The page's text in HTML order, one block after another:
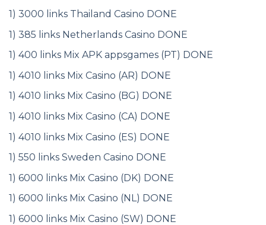
1) 3000 links Thailand Casino DONE
1) 385 links Netherlands Casino DONE
1) 400 links Mix APK appsgames (PT) DONE
1) 4010 links Mix Casino (AR) DONE
1) 4010 links Mix Casino (BG) DONE
1) 4010 links Mix Casino (CA) DONE
1) 4010 links Mix Casino (ES) DONE
1) 550 links Sweden Casino DONE
1) 6000 links Mix Casino (DK) DONE
1) 6000 links Mix Casino (NL) DONE
1) 6000 links Mix Casino (SW) DONE